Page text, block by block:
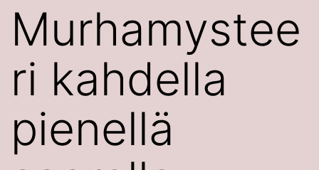
Murhamystee
ri kahdella
pienellä